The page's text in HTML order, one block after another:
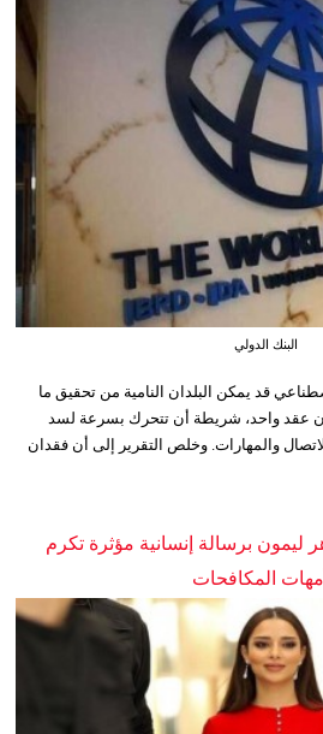
البنك الدولي
قد يمكن البلدان النامية من تحقيق ما
عقد واحد، شريطة أن تتحرك بسرعة لسد
والمهارات. وخلص التقرير إلى أن فقدان
برسالة إنسانية مؤثرة تكرم
المكافحات